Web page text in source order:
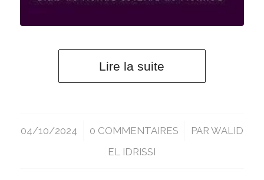
Lire la suite
04/10/2024
/ 0 COMMENTAIRES
/ PAR WALID
EL IDRISSI